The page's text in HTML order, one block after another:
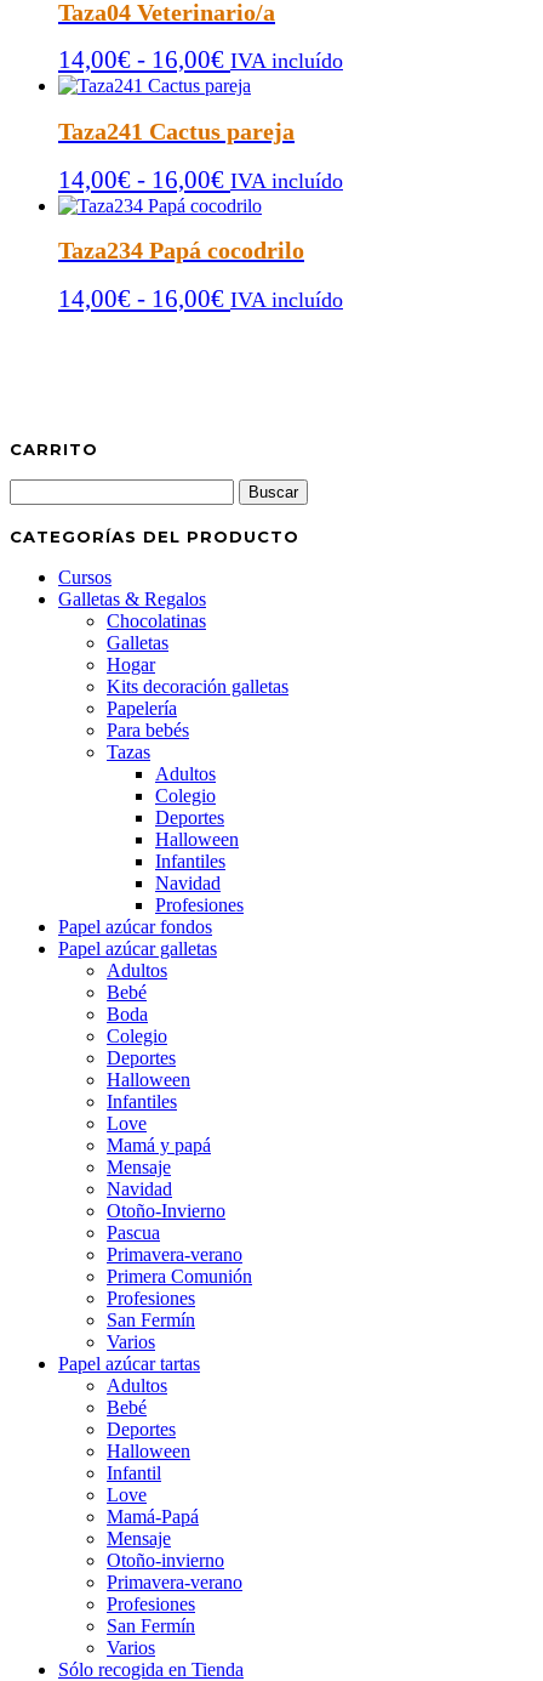
desde
14,00€
hasta
16,00€
Taza04 Veterinario/a
14,00€ - 16,00€Rango
de
precios:
desde
14,00€
hasta
16,00€
IVA incluído
Taza241 Cactus pareja
14,00€ - 16,00€Rango
de
precios:
desde
14,00€
IVA incluído
Taza234 Papá cocodrilo
14,00€ - 16,00€Rango
16,00€
IVA incluído
CARRITO
CATEGORÍAS DEL PRODUCTO
Cursos
Galletas & Regalos
Chocolatinas
Galletas
Hogar
Kits decoración galletas
Papelería
Para bebés
Tazas
Adultos
Colegio
Deportes
Halloween
Infantiles
Navidad
Profesiones
Papel azúcar fondos
Papel azúcar galletas
Adultos
Bebé
Boda
Colegio
Deportes
Halloween
Infantiles
Love
Mamá y papá
Mensaje
Navidad
Otoño-Invierno
Pascua
Primavera-verano
Primera Comunión
Profesiones
San Fermín
Varios
Papel azúcar tartas
Adultos
Bebé
Deportes
Halloween
Infantil
Love
Mamá-Papá
Mensaje
Otoño-invierno
Primavera-verano
Profesiones
San Fermín
Varios
Sólo recogida en Tienda